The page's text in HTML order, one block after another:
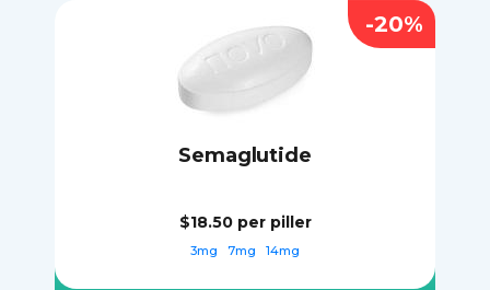
Semaglutide
$18.50 per piller
3mg 7mg 14mg
-20%